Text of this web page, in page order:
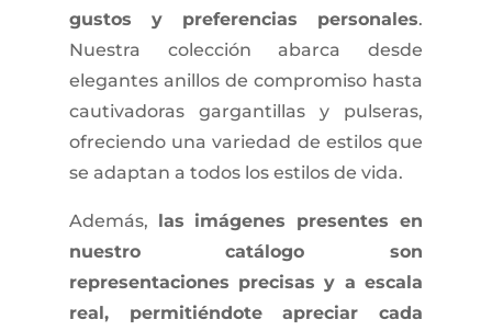
gustos y preferencias personales.
Nuestra colección abarca desde
elegantes anillos de compromiso hasta
cautivadoras gargantillas y pulseras,
ofreciendo una variedad de estilos que
se adaptan a todos los estilos de vida.
Además, las imágenes presentes en
nuestro catálogo son
representaciones precisas y a escala
real, permitiéndote apreciar cada